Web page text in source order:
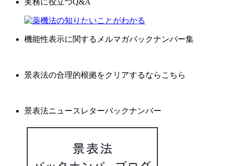
機能性表示に関するメルマガバックナンバー集
景表法の合理的根拠をクリアするならこちら
景表法ニュースレターバックナンバー